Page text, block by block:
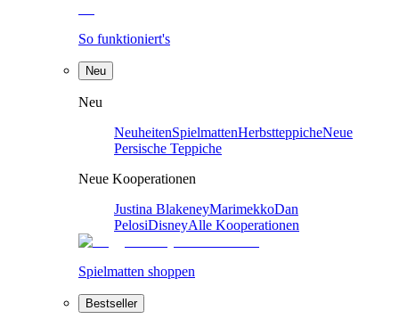
So funktioniert's
Neu
Neu
NeuheitenSpielmattenHerbstteppicheNeue
Persische Teppiche
Neue Kooperationen
Justina BlakeneyMarimekkoDan
PelosiDisneyAlle Kooperationen
Spielmatten shoppen
Bestseller